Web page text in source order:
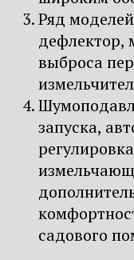
Ряд
дефлектор,
выброса
запуска,
садового